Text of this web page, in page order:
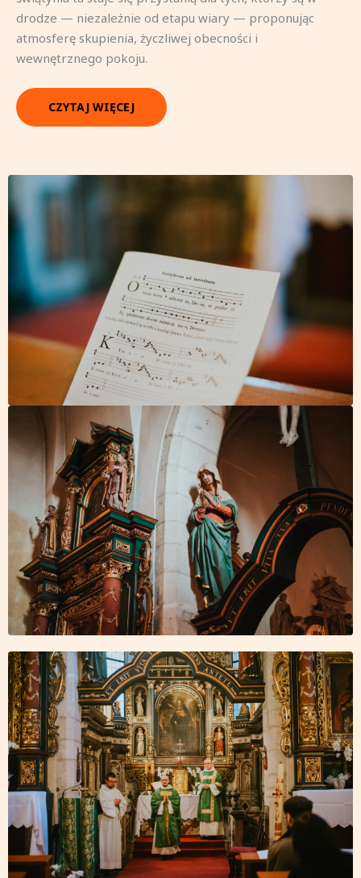
drodze — niezależnie od etapu wiary — proponując
atmosferę skupienia, życzliwej obecności i
wewnętrznego pokoju.
CZYTAJ WIĘCEJ